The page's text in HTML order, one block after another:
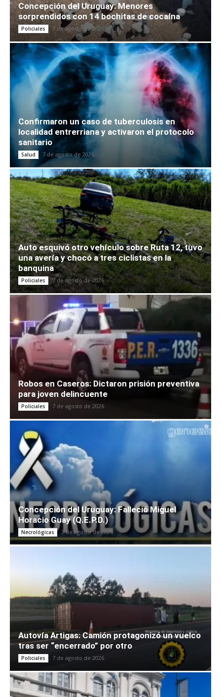
Concepción del Uruguay: Menores
sorprendidos con 14 bochitas de cocaína
Policiales 7 de agosto de 2026
Confirmaron un caso de tuberculosis en
localidad entrerriana y activaron el protocolo
sanitario
Salud 7 de agosto de 2026
Auto esquivó otro vehículo sobre Ruta 12, tuvo
una avería y chocó a tres ciclistas en la
banquina
Policiales 7 de agosto de 2026
Robos en Caseros: Dictaron prisión preventiva
para joven delincuente
Policiales 7 de agosto de 2026
Concepción del Uruguay: Falleció Miguel
Horacio Guay (Q.E.P.D.)
Necrológicas 7 de agosto de 2026
Autovía Artigas: Camión protagonizó un vuelco
tras ser “encerrado” por otro
Policiales 7 de agosto de 2026